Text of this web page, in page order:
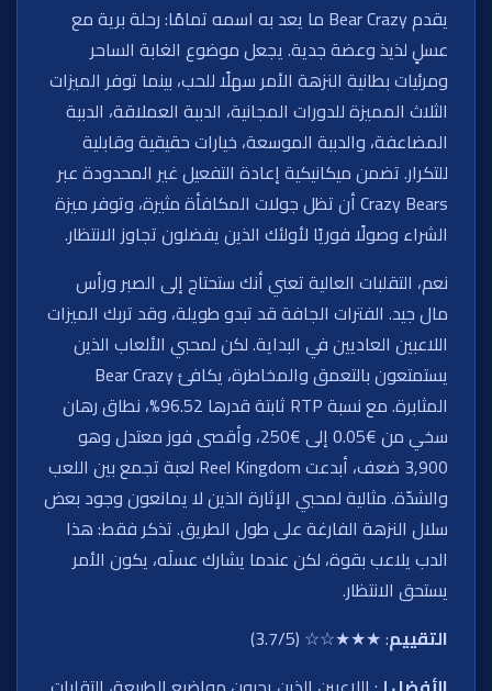
يقدم Bear Crazy ما يعد به اسمه تمامًا: رحلة برية مع
عسلٍ لذيذ وعضة جدية. يجعل موضوع الغابة الساحر
ومرئيات بطانية النزهة الأمر سهلًا للحب، بينما توفر الميزات
الثلاث المميزة للدورات المجانية، الدببة العملاقة، الدببة
المضاعفة، والدببة الموسعة، خيارات حقيقية وقابلية
للتكرار. تضمن ميكانيكية إعادة التفعيل غير المحدودة عبر
Crazy Bears أن تظل جولات المكافأة مثيرة، وتوفر ميزة
الشراء وصولًا فوريًا لأولئك الذين يفضلون تجاوز الانتظار.
نعم، التقلبات العالية تعني أنك ستحتاج إلى الصبر ورأس
مال جيد. الفترات الجافة قد تبدو طويلة، وقد تربك الميزات
اللاعبين العاديين في البداية. لكن لمحبي الألعاب الذين
يستمتعون بالتعمق والمخاطرة، يكافئ Bear Crazy
المثابرة. مع نسبة RTP ثابتة قدرها 96.52%، نطاق رهان
سخي من €0.05 إلى €250، وأقصى فوز معتدل وهو
3,900 ضعف، أبدعت Reel Kingdom لعبة تجمع بين اللعب
والشدّة. مثالية لمحبي الإثارة الذين لا يمانعون وجود بعض
سلال النزهة الفارغة على طول الطريق. تذكر فقط: هذا
الدب يلاعب بقوة، لكن عندما يشارك عسلَه، يكون الأمر
يستحق الانتظار.
التقييم: ★★★☆☆ (3.7/5)